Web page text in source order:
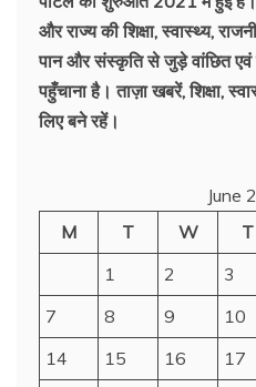
और राज्य की शिक्षा, स्वास्थ्य,
पान और संस्कृति से जुड़े वांछित
पहुँचाना है। ताज़ा खबरें, शिक्षा,
लिए बने रहें।
June
M
T W T
1
2 3
7
8 9 10
14
15 16 17